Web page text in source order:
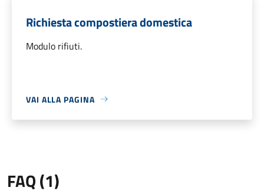
Richiesta compostiera domestica
Modulo rifiuti.
VAI ALLA PAGINA
FAQ (1)